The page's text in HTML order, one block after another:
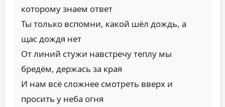
которому знаем ответ
Ты только вспомни, какой шёл дождь, а
щас дождя нет
От линий стужи навстречу теплу мы
бредём, держась за края
И нам всё сложнее смотреть вверх и
просить у неба огня